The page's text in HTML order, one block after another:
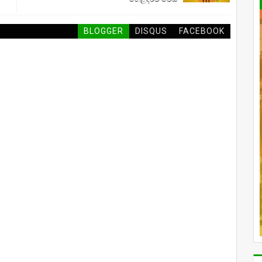
BLOGGER DISQUS FACEBOOK